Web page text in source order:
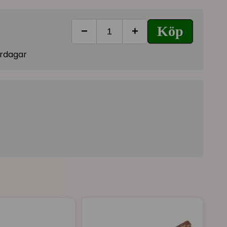
katten tuggar och gnager kan det dessutom
katter
och skrammel
− + Köp